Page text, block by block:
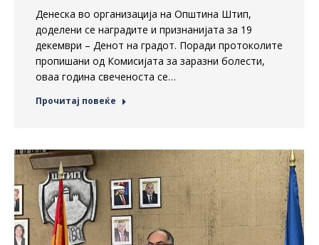
Денеска во организација на Општина Штип,
доделени се наградите и признанијата за 19
декември – Денот на градот. Поради протоколите
пропишани од Комисијата за заразни болести,
оваа година свеченоста се…
Прочитај повеќе